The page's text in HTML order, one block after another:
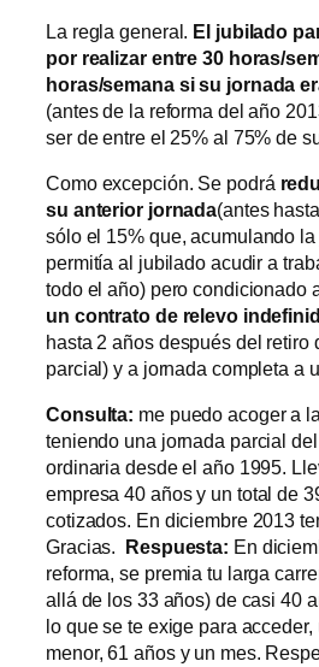
La regla general. El jubilado
por realizar entre 30 horas/
horas/semana si su jornada
(antes de la reforma del año
ser de entre el 25% al 75% de
Como excepción. Se podrá
su anterior jornada(antes
sólo el 15% que, acumulando
permitía al jubilado acudir a
todo el año) pero condicionado
un contrato de relevo
hasta 2 años después del
parcial) y a jornada completa a
Consulta: me puedo acoger a
teniendo una jornada parcial
ordinaria desde el año 1995.
empresa 40 años y un total de
cotizados. En diciembre 2013
Gracias. Respuesta: En
reforma, se premia tu larga
allá de los 33 años) de casi 40
lo que se te exige para
menor, 61 años y un mes.